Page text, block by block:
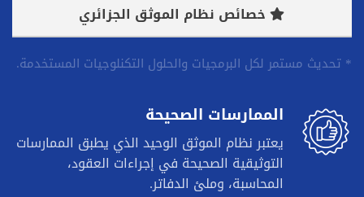
خصائص نظام الموثق الجزائري
* تحديث مستمر لكل البرمجيات والحلول التكنلوجيات المستخدمة.
الممارسات الصحيحة
يعتبر نظام الموثق الوحيد الذي يطبق الممارسات
التوثيقية الصحيحة في إجراءات العقود،
المحاسبة، وملئ الدفاتر.